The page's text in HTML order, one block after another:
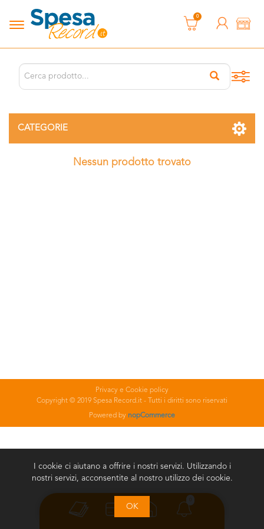
0
CATEGORIE
Nessun prodotto trovato
Privacy e Cookie policy
Copyright © 2019 Spesa Record.it - Tutti i diritti sono riservati
Powered by nopCommerce
I cookie ci aiutano a offrire i nostri servizi. Utilizzando i
nostri servizi, acconsentite al nostro utilizzo dei cookie.
OK